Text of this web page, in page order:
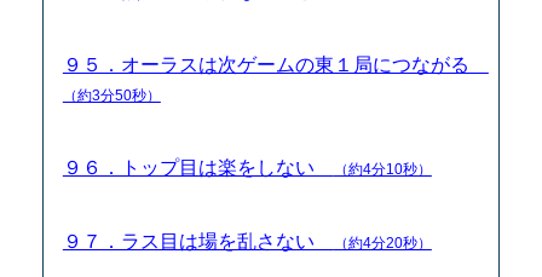
９５．オーラスは次ゲームの東１局につながる
（約3分50秒）
９６．トップ目は楽をしない （約4分10秒）
９７．ラス目は場を乱さない （約4分20秒）